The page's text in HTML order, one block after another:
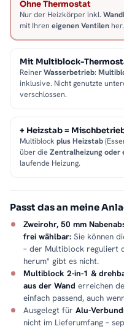
Ohne Thermostat
Nur der Heizkörper inkl.
mit Ihren eigenen Ventilen her.
Mit Multiblock-
ReinerWasserbetrieb:
inklusive. Nicht genutzte
verschlossen.
+ Heizstab =
Multiblock plus Heizstab
über die Zentralheizung oder
laufende Heizung.
Passt das an meine
Zweirohr, 50 mm
frei wählbar: Sie können
– der Multiblock reguliert
herum" gibt es nicht.
Multiblock 2-in-1 &
aus der Wand erreichen
einfach passend, auch
Ausgelegt für Alu-
nicht im Lieferumfang –